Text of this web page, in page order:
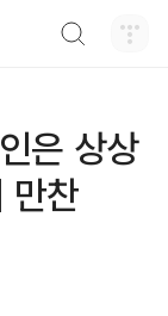
은 상상
만찬